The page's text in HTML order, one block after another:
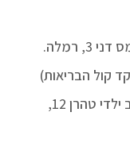
לשכת בריאות נפת רמלה – רחוב מס דני 3, רמלה.
מרפאת מטיילים – מכון מור – רחוב ילדי טהרן 12,